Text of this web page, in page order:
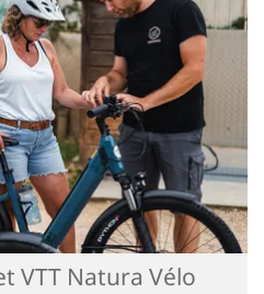
VTT Natura Vélo